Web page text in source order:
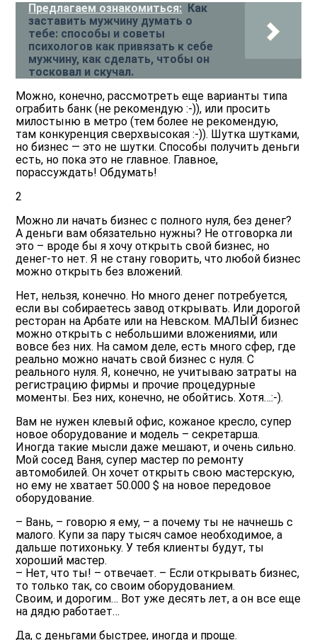
Предлагаем ознакомиться: Как
заставить мужчину думать о
тебе: способы и советы
психологов как привязать к себе
мужчину, как сделать, чтобы он
тосковал и скучал.
Можно, конечно, рассмотреть еще варианты типа
ограбить банк (не рекомендую :-)), или просить
милостыню в метро (тем более не рекомендую,
там конкуренция сверхвысокая :-)). Шутка шутками,
но бизнес — это не шутки. Способы получить деньги
есть, но пока это не главное. Главное,
порассуждать! Обдумать!
2
Можно ли начать бизнес с полного нуля, без денег?
А деньги вам обязательно нужны? Не отговорка ли
это – вроде бы я хочу открыть свой бизнес, но
денег-то нет. Я не стану говорить, что любой бизнес
можно открыть без вложений.
Нет, нельзя, конечно. Но много денег потребуется,
если вы собираетесь завод открывать. Или дорогой
ресторан на Арбате или на Невском. МАЛЫЙ бизнес
можно открыть с небольшими вложениями, или
вовсе без них. На самом деле, есть много сфер, где
реально можно начать свой бизнес с нуля. С
реального нуля. Я, конечно, не учитываю затраты на
регистрацию фирмы и прочие процедурные
моменты. Без них, конечно, не обойтись. Хотя…:-).
Вам не нужен клевый офис, кожаное кресло, супер
новое оборудование и модель – секретарша.
Иногда такие мысли даже мешают, и очень сильно.
Мой сосед Ваня, супер мастер по ремонту
автомобилей. Он хочет открыть свою мастерскую,
но ему не хватает 50.000 $ на новое передовое
оборудование.
– Вань, – говорю я ему, – а почему ты не начнешь с
малого. Купи за пару тысяч самое необходимое, а
дальше потихоньку. У тебя клиенты будут, ты
хороший мастер.
– Нет, что ты! – отвечает. – Если открывать бизнес,
то только так, со своим оборудованием.
Своим, и дорогим… Вот уже десять лет, а он все еще
на дядю работает…
Да, с деньгами быстрее, иногда и проще.